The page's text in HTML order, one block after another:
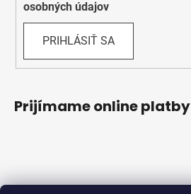
osobných údajov
PRIHLÁSIŤ SA
Prijímame online platby